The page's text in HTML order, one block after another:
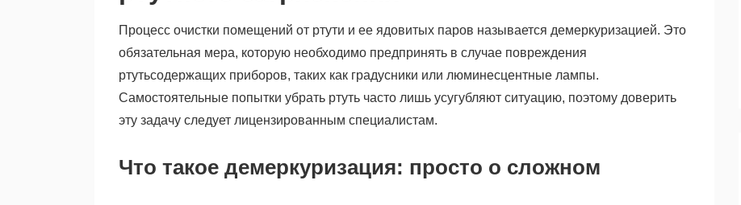
Процесс очистки помещений от ртути и ее ядовитых паров называется демеркуризацией. Это
обязательная мера, которую необходимо предпринять в случае повреждения
ртутьсодержащих приборов, таких как градусники или люминесцентные лампы.
Самостоятельные попытки убрать ртуть часто лишь усугубляют ситуацию, поэтому доверить
эту задачу следует лицензированным специалистам.
Что такое демеркуризация: просто о сложном